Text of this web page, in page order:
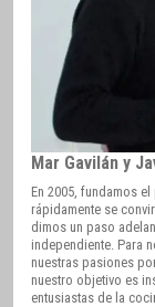
Mar Gavilán y
En 2005, fundamos
rápidamente se
dimos un paso
independiente. Para
nuestras pasiones
nuestro objetivo es
entusiastas de la